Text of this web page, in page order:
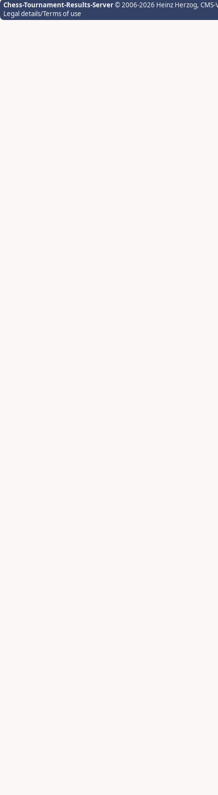
Chess-Tournament-Results-Server© 2006-2026 Heinz Herzog,
Legal details/Terms of use